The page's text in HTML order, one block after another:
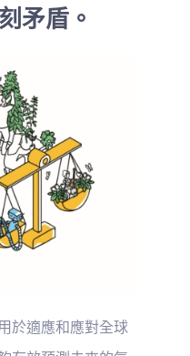
矛盾。
於適應和應對全球